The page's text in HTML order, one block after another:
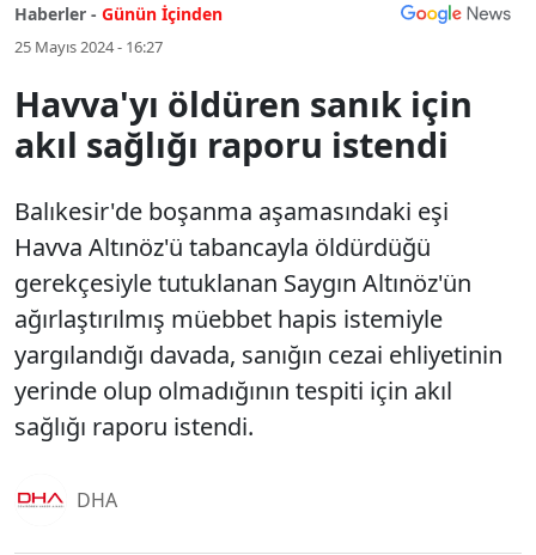
Haberler - Günün İçinden
25 Mayıs 2024 - 16:27
Havva'yı öldüren sanık için
akıl sağlığı raporu istendi
Balıkesir'de boşanma aşamasındaki eşi
Havva Altınöz'ü tabancayla öldürdüğü
gerekçesiyle tutuklanan Saygın Altınöz'ün
ağırlaştırılmış müebbet hapis istemiyle
yargılandığı davada, sanığın cezai ehliyetinin
yerinde olup olmadığının tespiti için akıl
sağlığı raporu istendi.
DHA